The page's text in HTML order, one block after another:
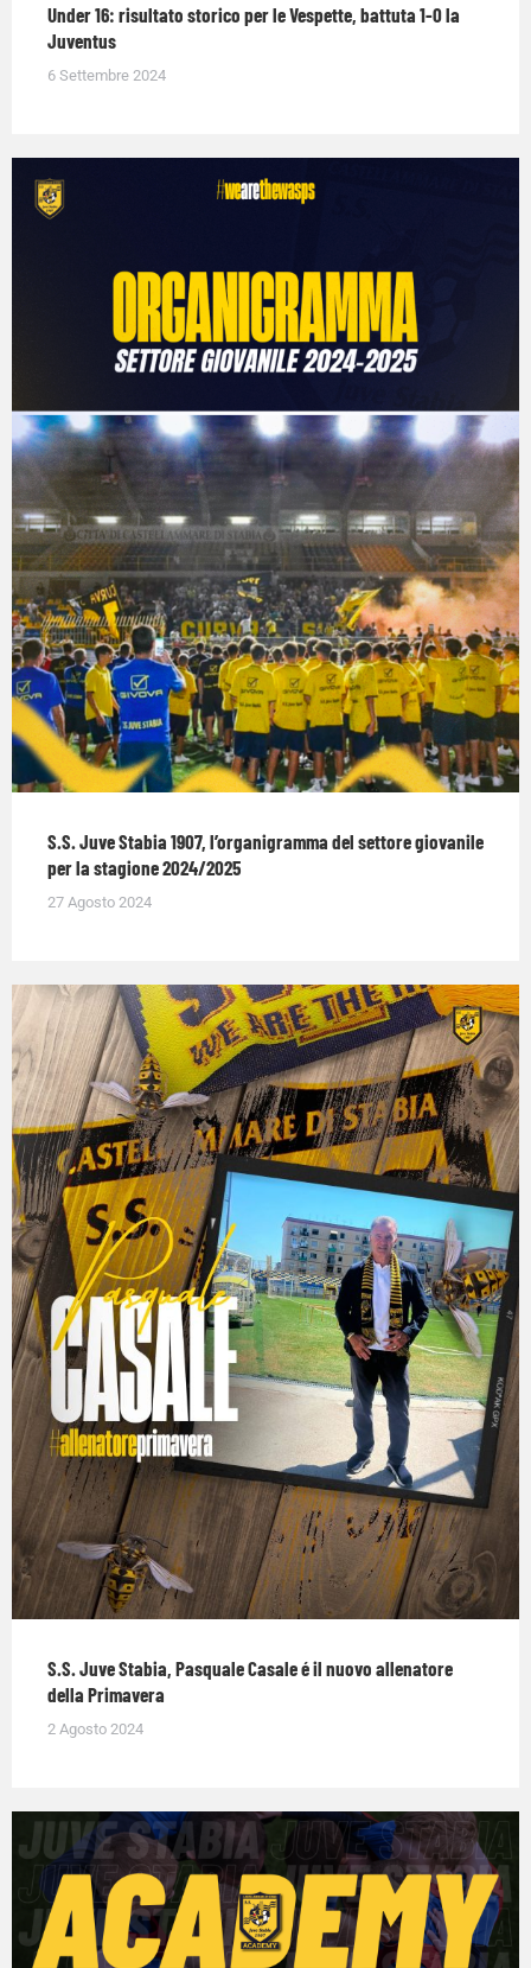
Under 16: risultato storico per le Vespette, battuta 1-0 la
Juventus
6 Settembre 2024
S.S. Juve Stabia 1907, l’organigramma del settore giovanile
per la stagione 2024/2025
27 Agosto 2024
S.S. Juve Stabia, Pasquale Casale é il nuovo allenatore
della Primavera
2 Agosto 2024